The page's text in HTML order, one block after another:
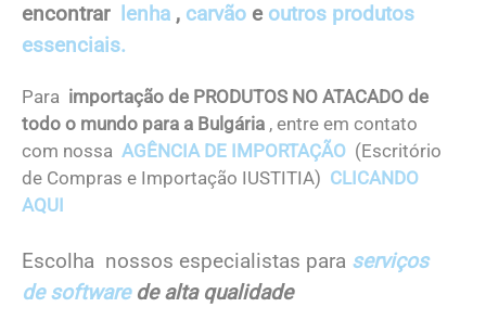
encontrar
lenha , carvão e outros produtos
essenciais.
Para importação de PRODUTOS NO ATACADO de
todo o mundo para a Bulgária , entre em contato
com nossa AGÊNCIA DE IMPORTAÇÃO (Escritório
de Compras e Importação IUSTITIA) CLICANDO
AQUI
Escolha nossos especialistas para serviços
de softwarede alta qualidade